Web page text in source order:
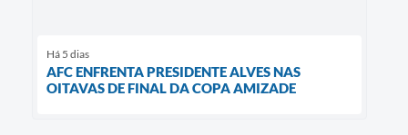
Há 5 dias
AFC ENFRENTA PRESIDENTE ALVES NAS
OITAVAS DE FINAL DA COPA AMIZADE